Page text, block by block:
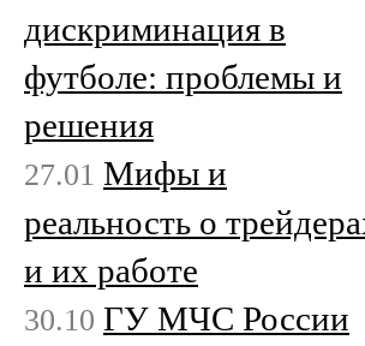
дискриминация в
футболе: проблемы и
решения
27.01 Мифы и
реальность о
и их работе
30.10 ГУ МЧС России